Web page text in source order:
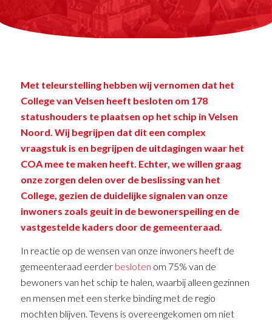
Met teleurstelling hebben wij vernomen dat het
College van Velsen heeft besloten om 178
statushouders te plaatsen op het schip in Velsen
Noord. Wij begrijpen dat dit een complex
vraagstuk is en begrijpen de uitdagingen waar het
COA mee te maken heeft. Echter, we willen graag
onze zorgen delen over de beslissing van het
College, gezien de duidelijke signalen van onze
inwoners zoals geuit in de bewonerspeiling en de
vastgestelde kaders door de gemeenteraad.
In reactie op de wensen van onze inwoners heeft de
gemeenteraad eerder besloten om 75% van de
bewoners van het schip te halen, waarbij alleen gezinnen
en mensen met een sterke binding met de regio
mochten blijven. Tevens is overeengekomen om niet